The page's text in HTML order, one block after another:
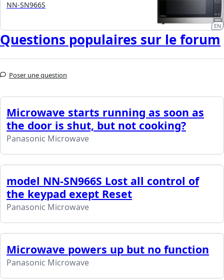
NN-SN966S
EN
Questions populaires sur le forum
Poser une question
Microwave starts running as soon as
the door is shut, but not cooking?
Panasonic Microwave
model NN-SN966S Lost all control of
the keypad exept Reset
Panasonic Microwave
Microwave powers up but no function
Panasonic Microwave